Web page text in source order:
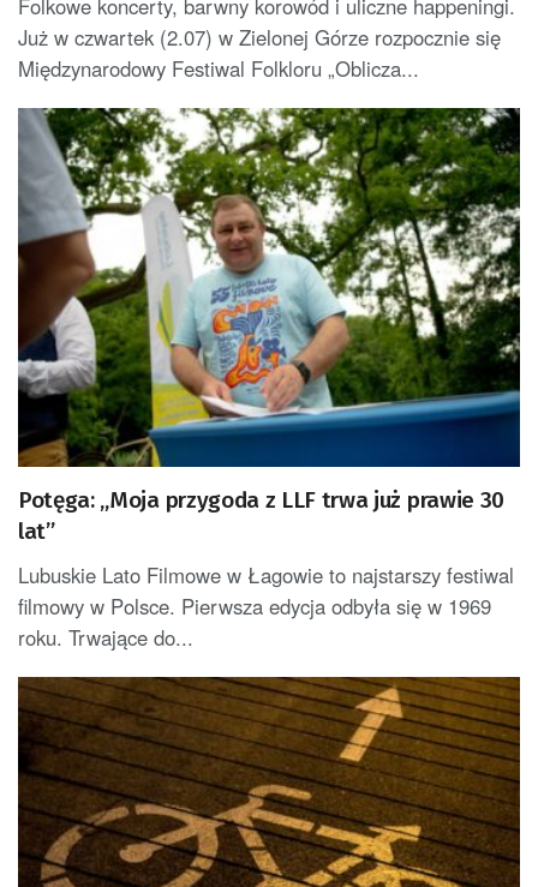
Folkowe koncerty, barwny korowód i uliczne happeningi.
Już w czwartek (2.07) w Zielonej Górze rozpocznie się
Międzynarodowy Festiwal Folkloru „Oblicza...
Potęga: „Moja przygoda z LLF trwa już prawie 30
lat”
Lubuskie Lato Filmowe w Łagowie to najstarszy festiwal
filmowy w Polsce. Pierwsza edycja odbyła się w 1969
roku. Trwające do...